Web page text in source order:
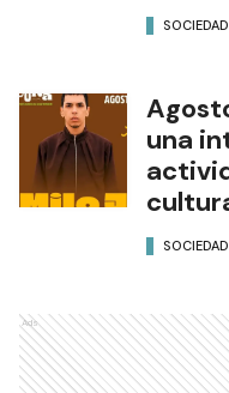
SOCIEDAD
una
SOCIEDAD
Ads